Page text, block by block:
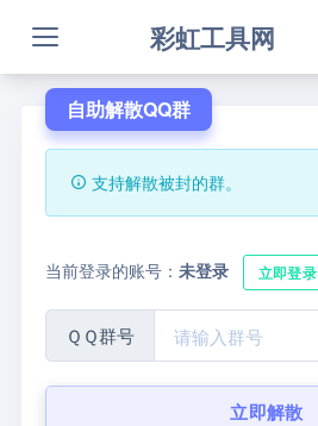
彩虹工具网
自助解散QQ群
支持解散被封的群。
当前登录的账号： 未登录 立即登录
ＱＱ群号
立即解散